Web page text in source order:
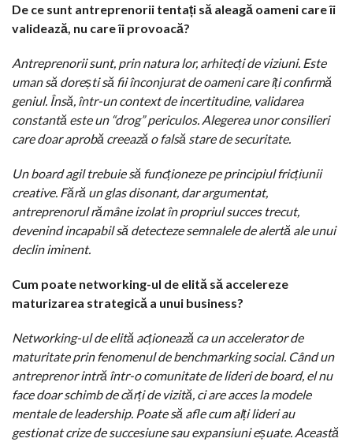
De ce sunt antreprenorii tentați să aleagă oameni care îi
validează, nu care îi provoacă?
Antreprenorii sunt, prin natura lor, arhitecți de viziuni. Este
uman să dorești să fii înconjurat de oameni care îți confirmă
geniul. Însă, într-un context de incertitudine, validarea
constantă este un “drog” periculos. Alegerea unor consilieri
care doar aprobă creează o falsă stare de securitate.
Un board agil trebuie să funcționeze pe principiul fricțiunii
creative. Fără un glas disonant, dar argumentat,
antreprenorul rămâne izolat în propriul succes trecut,
devenind incapabil să detecteze semnalele de alertă ale unui
declin iminent.
Cum poate networking-ul de elită să accelereze
maturizarea strategică a unui business?
Networking-ul de elită acționează ca un accelerator de
maturitate prin fenomenul de benchmarking social. Când un
antreprenor intră într-o comunitate de lideri de board, el nu
face doar schimb de cărți de vizită, ci are acces la modele
mentale de leadership. Poate să afle cum alți lideri au
gestionat crize de succesiune sau expansiuni eșuate. Această